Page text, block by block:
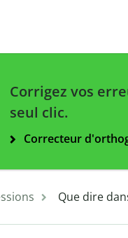
Corrigez vos
seul clic.
Correcteur
Que dire